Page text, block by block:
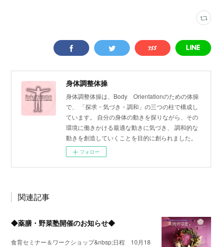
身体調整体操
身体調整体操は、Body Orientationのための体操
で、 「探求・気づき・調和」の三つの柱で構成し
ています。 自分の身体の動きを探りながら、その
環境に働きかける最適な動きに気づき、 調和的な
動きを創造していくことを目的に創られました。
フォロー
関連記事
◆薬膳・野菜塾開催のお知らせ◆
食育セミナー＆ワークショップ&nbsp;日程 10月18